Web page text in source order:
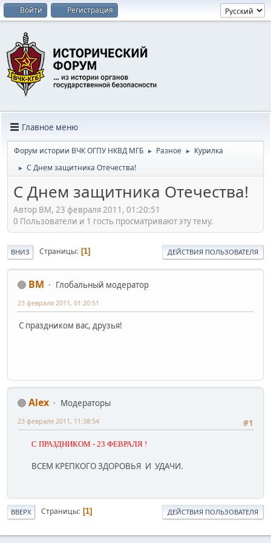
Войти Регистрация
Главное меню
Форум истории ВЧК ОГПУ НКВД МГБ ► Разное ► Курилка
► C Днем защитника Отечества!
C Днем защитника Отечества!
Автор BM, 23 февраля 2011, 01:20:51
0 Пользователи и 1 гость просматривают эту тему.
ВНИЗ Страницы 1 ДЕЙСТВИЯ ПОЛЬЗОВАТЕЛЯ
BM Глобальный модератор
23 февраля 2011, 01:20:51
С праздником вас, друзья!
Alex
Модераторы
#1
23 февраля 2011, 11:38:54
С ПРАЗДНИКОМ - 23 ФЕВРАЛЯ !
ВСЕМ КРЕПКОГО ЗДОРОВЬЯ И УДАЧИ.
ВВЕРХ Страницы 1 ДЕЙСТВИЯ ПОЛЬЗОВАТЕЛЯ